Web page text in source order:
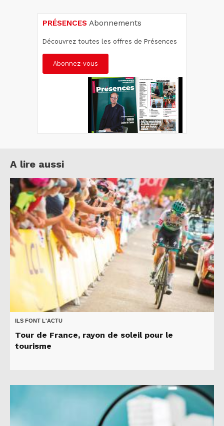
PRÉSENCES Abonnements
Découvrez toutes les offres de Présences
Abonnez-vous
A lire aussi
ILS FONT L'ACTU
Tour de France, rayon de soleil pour le
tourisme